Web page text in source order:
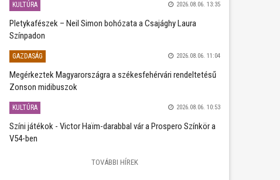
KULTÚRA 2026.08.06. 13:35
Pletykafészek – Neil Simon bohózata a Csajághy Laura
Színpadon
GAZDASÁG 2026.08.06. 11:04
Megérkeztek Magyarországra a székesfehérvári rendeltetésű
Zonson midibuszok
KULTÚRA 2026.08.06. 10:53
Színi játékok - Victor Haïm-darabbal vár a Prospero Színkör a
V54-ben
TOVÁBBI HÍREK